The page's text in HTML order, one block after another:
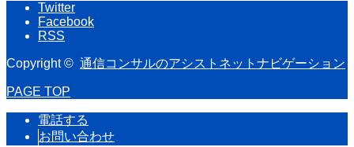
Twitter
Facebook
RSS
Copyright © 通信コンサルのアシストネットナビゲーション
PAGE TOP
電話する
お問い合わせ